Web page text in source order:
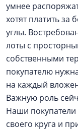
умнее
хотят платить
углы.
лоты с
собственными
покупателю
на каждый
Важную роль
Наши
своего круга и